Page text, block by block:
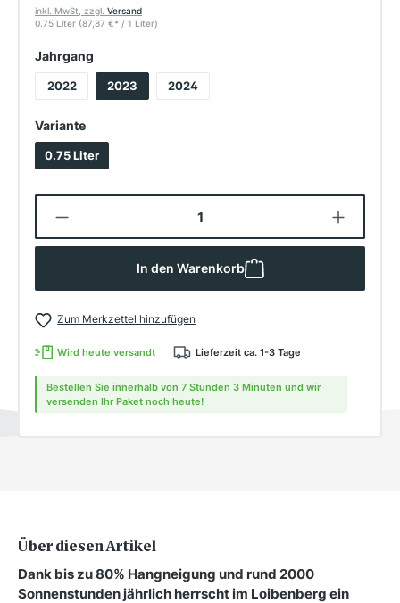
inkl. MwSt, zzgl. Versand
0.75 Liter (87,87 €* / 1 Liter)
Jahrgang
2022 2023 2024
Varianteauswählen
0.75 Liter
Produkt Anzahl: Gib den
In den Warenkorb
Zum Merkzettel hinzufügen
Wird heute versandt Lieferzeit ca. 1-3 Tage
Bestellen Sie innerhalb von 7 Stunden 3 Minuten und wir
versenden Ihr Paket noch heute!
Über diesen Artikel
Dank bis zu 80% Hangneigung und rund 2000
Sonnenstunden jährlich herrscht im Loibenberg ein